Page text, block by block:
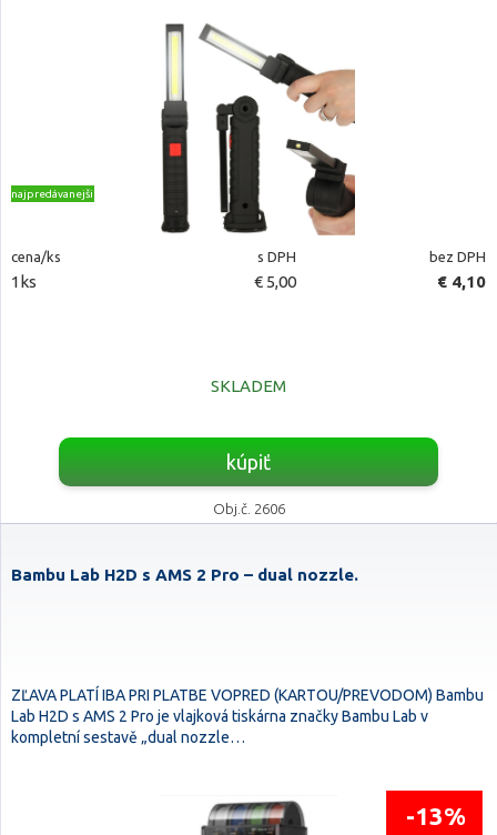
najpredávanejšie
cena/ks s DPH bez DPH
1ks € 5,00 € 4,10
SKLADEM
kúpiť
Obj.č. 2606
Bambu Lab H2D s AMS 2 Pro – dual nozzle.
ZĽAVA PLATÍ IBA PRI PLATBE VOPRED (KARTOU/PREVODOM) Bambu
Lab H2D s AMS 2 Pro je vlajková tiskárna značky Bambu Lab v
kompletní sestavě „dual nozzle…
-13%